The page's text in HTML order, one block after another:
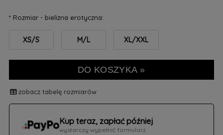
*Rozmiar - bielizna erotyczna:
XS/S M/L XL/XXL
DO KOSZYKA »
zobacz tabelę rozmiarów
Kup teraz, zapłać później
wystarczy wypełnić formularz